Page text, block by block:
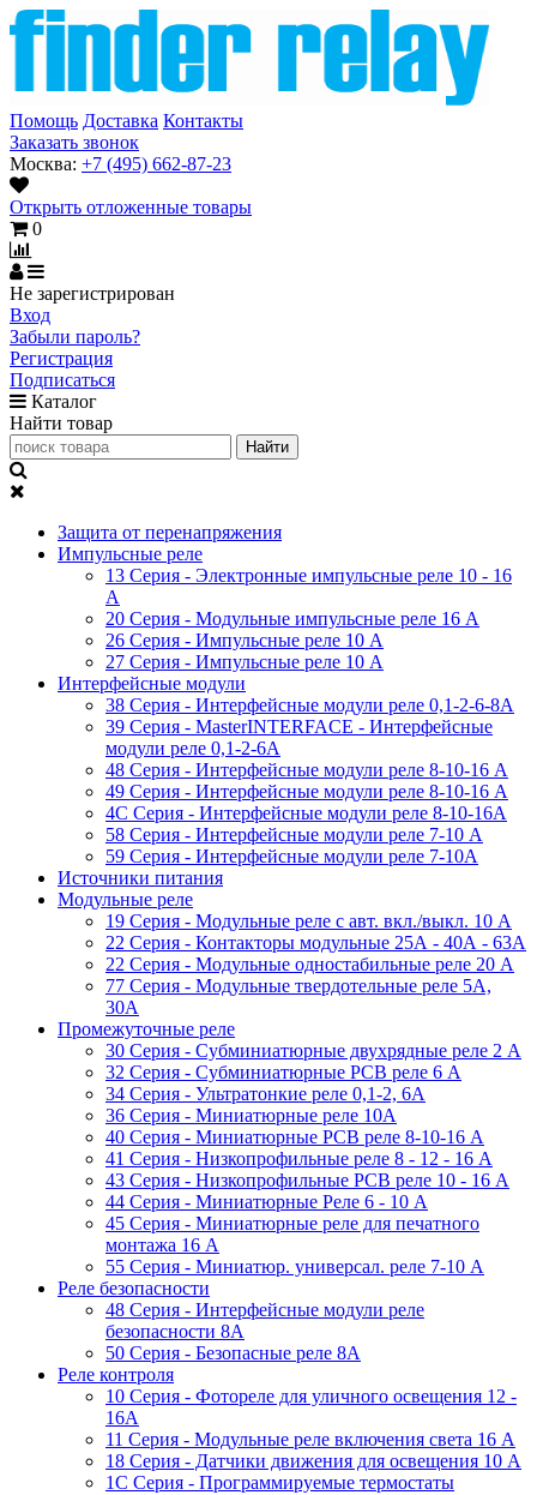
Помощь Доставка Контакты
Заказать звонок
Москва: +7 (495) 662-87-23
Открыть отложенные товары
0
Не зарегистрирован
Вход
Забыли пароль?
Регистрация
Подписаться
Каталог
Найти товар
Защита от перенапряжения
Импульсные реле
13 Серия - Электронные импульсные реле 10 - 16
A
20 Серия - Модульные импульсные реле 16 A
26 Серия - Импульсные реле 10 A
27 Серия - Импульсные реле 10 A
Интерфейсные модули
38 Cерия - Интерфейсные модули реле 0,1-2-6-8А
39 Cерия - MasterINTERFACE - Интерфейсные
модули реле 0,1-2-6А
48 Cерия - Интерфейсные модули реле 8-10-16 A
49 Серия - Интерфейсные модули реле 8-10-16 A
4C Серия - Интерфейсные модули реле 8-10-16А
58 Серия - Интерфейсные модули реле 7-10 A
59 Серия - Интерфейсные модули реле 7-10А
Источники питания
Модульные реле
19 Cерия - Модульные реле с авт. вкл./выкл. 10 A
22 Серия - Контакторы модульные 25А - 40А - 63А
22 Серия - Модульные одностабильные реле 20 A
77 Серия - Модульные твердотельные реле 5А,
30А
Промежуточные реле
30 Серия - Субминиатюрные двухрядные реле 2 A
32 Серия - Субминиатюрные PCB реле 6 A
34 Серия - Ультратонкие реле 0,1-2, 6A
36 Серия - Миниатюрные реле 10А
40 Серия - Миниатюрные PCB реле 8-10-16 A
41 Серия - Низкопрофильные реле 8 - 12 - 16 A
43 Серия - Низкопрофильные PCB реле 10 - 16 A
44 Серия - Миниатюрные Реле 6 - 10 A
45 Серия - Миниатюрные реле для печатного
монтажа 16 A
55 Cерия - Миниатюр. универсал. реле 7-10 A
Реле безопасности
48 Серия - Интерфейсные модули реле
безопасности 8А
50 Серия - Безопасные реле 8А
Реле контроля
10 Серия - Фотореле для уличного освещения 12 -
16A
11 Серия - Модульные реле включения света 16 A
18 Серия - Датчики движения для освещения 10 A
1C Серия - Программируемые термостаты